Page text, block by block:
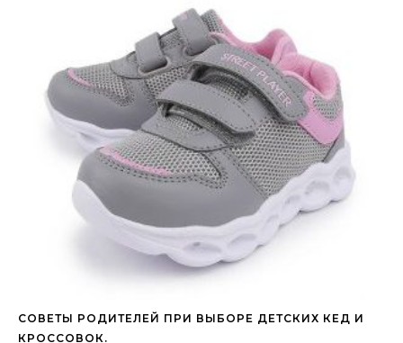
СОВЕТЫ РОДИТЕЛЕЙ ПРИ ВЫБОРЕ ДЕТСКИХ КЕД И
КРОССОВОК.